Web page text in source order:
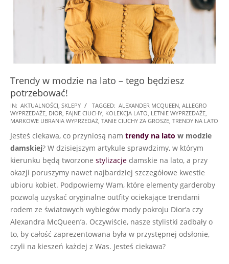
Trendy w modzie na lato – tego będziesz
potrzebować!
2025-
03-
IN: AKTUALNOŚCI SKLEPY TAGGED: ALEXANDER MCQUEEN ALLEGRO
WYPRZEDAŻE DIOR FAJNE CIUCHY KOLEKCJA LATO LETNIE WYPRZEDAŻE
MARKOWE UBRANIA WYPRZEDAŻ TANIE CIUCHY ZA GROSZE TRENDY NA LATO
Jesteś ciekawa, co przyniosą nam trendy na lato w modzie
damskiej? W dzisiejszym artykule sprawdzimy, w którym
kierunku będą tworzone stylizacje damskie na lato, a przy
okazji poruszymy nawet najbardziej szczegółowe kwestie
ubioru kobiet. Podpowiemy Wam, które elementy garderoby
pozwolą uzyskać oryginalne outfity ociekające trendami
rodem ze światowych wybiegów mody pokroju Dior’a czy
Alexandra McQueen’a. Oczywiście, nasze stylistki zadbały o
to, by całość zaprezentowana była w przystępnej odsłonie,
czyli na kieszeń każdej z Was. Jesteś ciekawa?